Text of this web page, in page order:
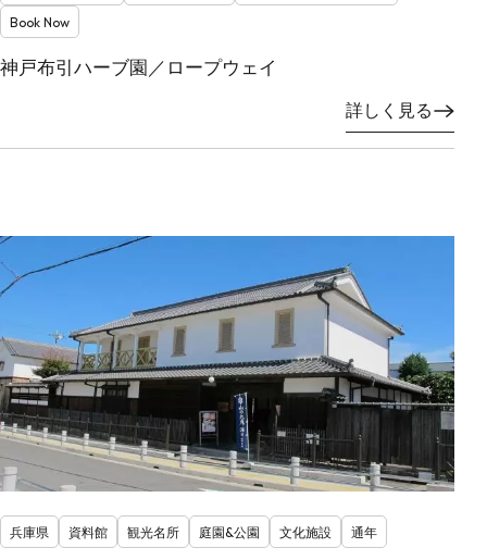
Book Now
神戸布引ハーブ園／ロープウェイ
詳しく見る
兵庫県 資料館 観光名所 庭園&公園 文化施設 通年